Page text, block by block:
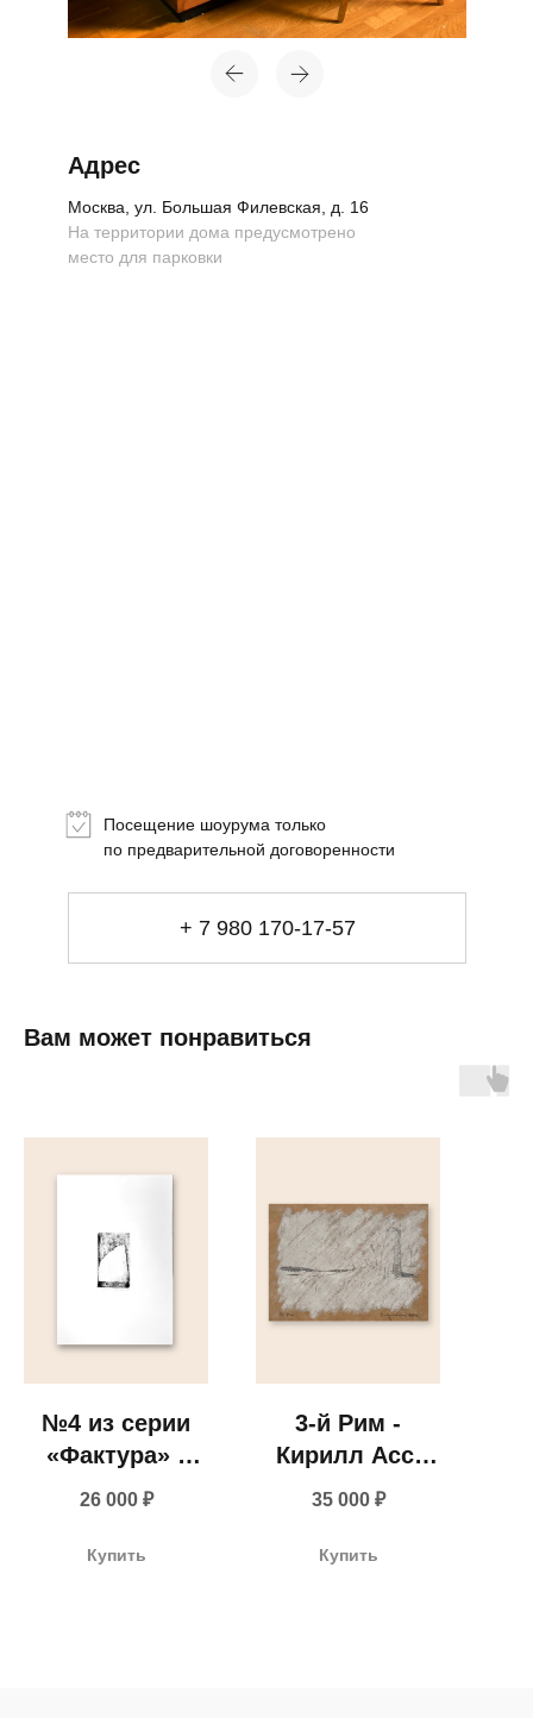
+ 7 980 170-17-57
Посещение шоурума только
по предварительной договоренности
Москва, ул. Большая Филевская, д. 16
Адрес
На территории дома предусмотрено
место для парковки
Вам может понравиться
№4 из серии
«Фактура» -
Мария
2022
26 000 ₽
Купить
3-й Рим -
Кирилл Асс,
2021
35 000 ₽
Купить
+ 7 980 170-17-57
Декор
info@gallerique.ru
Ценность обретения
комфорта
Купить за 100 000 ₽
Купить за 100 000 ₽